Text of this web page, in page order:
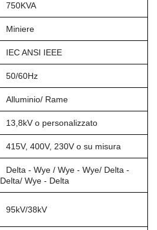
750KVA
Miniere
IEC ANSI IEEE
50/60Hz
Alluminio/ Rame
13,8kV o personalizzato
415V, 400V, 230V o su misura
Delta - Wye / Wye - Wye/ Delta -
Delta/ Wye - Delta
95kV/38kV